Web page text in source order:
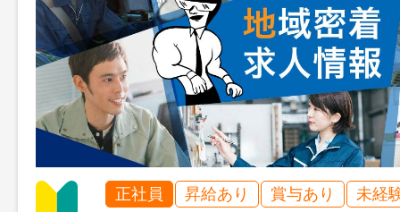
正社員 昇給あり 賞与あり 未経